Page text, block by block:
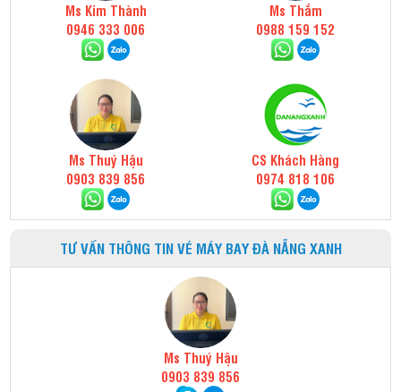
Ms Kim Thành
0946 333 006
Ms Thắm
0988 159 152
Ms Thuý Hậu
0903 839 856
CS Khách Hàng
0974 818 106
TƯ VẤN THÔNG TIN VÉ MÁY BAY ĐÀ NẴNG XANH
Ms Thuý Hậu
0903 839 856